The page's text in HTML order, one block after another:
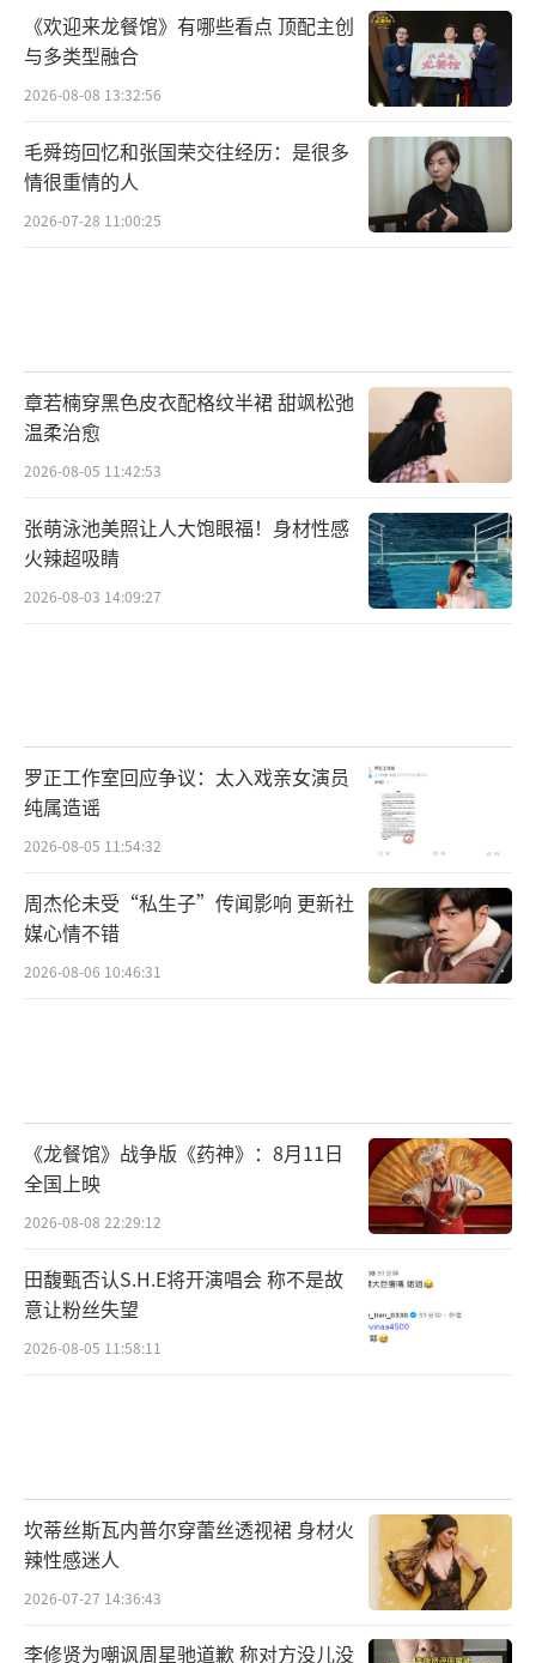
《欢迎来龙餐馆》有哪些看点 顶配主创
与多类型融合
2026-08-08 13:32:56
毛舜筠回忆和张国荣交往经历：是很多
情很重情的人
2026-07-28 11:00:25
章若楠穿黑色皮衣配格纹半裙 甜飒松弛
温柔治愈
2026-08-05 11:42:53
张萌泳池美照让人大饱眼福！身材性感
火辣超吸睛
2026-08-03 14:09:27
罗正工作室回应争议：太入戏亲女演员
纯属造谣
2026-08-05 11:54:32
周杰伦未受“私生子”传闻影响 更新社
媒心情不错
2026-08-06 10:46:31
《龙餐馆》战争版《药神》：8月11日
全国上映
2026-08-08 22:29:12
田馥甄否认S.H.E将开演唱会 称不是故
意让粉丝失望
2026-08-05 11:58:11
坎蒂丝斯瓦内普尔穿蕾丝透视裙 身材火
辣性感迷人
2026-07-27 14:36:43
李修贤为嘲讽周星驰道歉 称对方没儿没